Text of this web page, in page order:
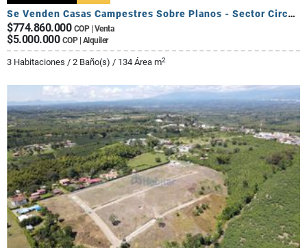
Se Venden Casas Campestres Sobre Planos - Sector Circasia
$774.860.000 COP | Venta
$5.000.000 COP | Alquiler
3 Habitaciones / 2 Baño(s) / 134 Área m2